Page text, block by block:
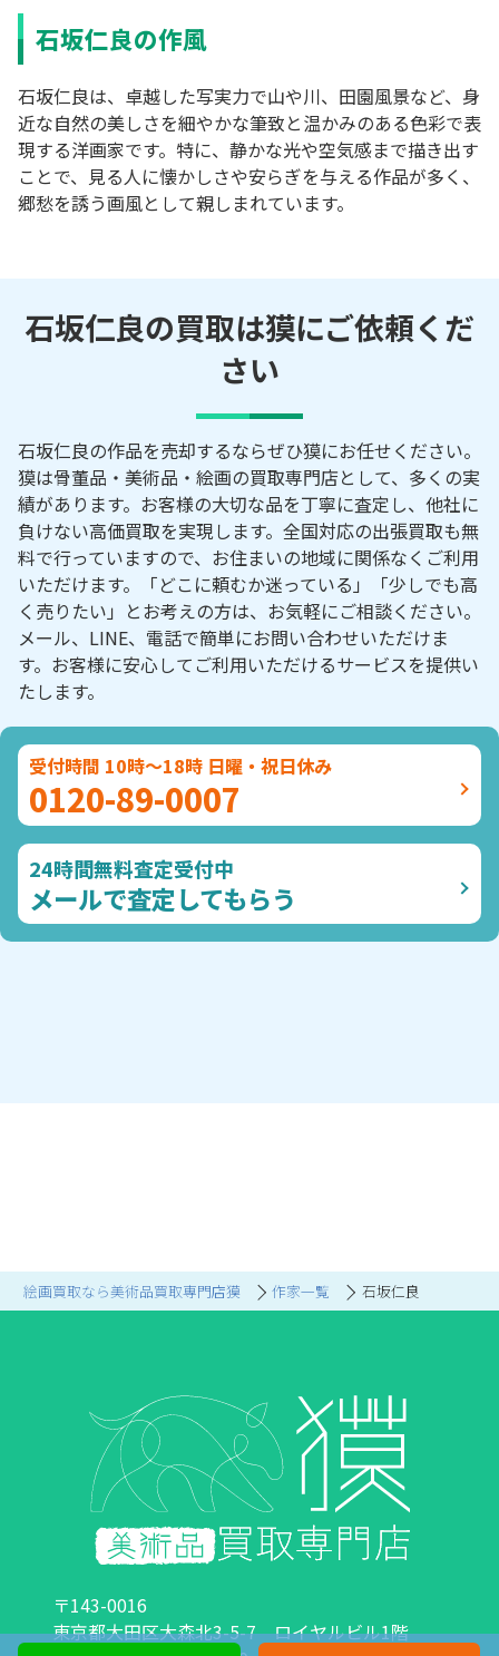
絵画買取なら美術品買取専門店獏 作家一覧 石坂仁良
石坂仁良の作風
石坂仁良は、卓越した写実力で山や川、田園風景など、身
近な自然の美しさを細やかな筆致と温かみのある色彩で表
現する洋画家です。特に、静かな光や空気感まで描き出す
ことで、見る人に懐かしさや安らぎを与える作品が多く、
郷愁を誘う画風として親しまれています。
石坂仁良の買取は獏にご依頼くだ
さい
石坂仁良の作品を売却するならぜひ獏にお任せください。
獏は骨董品・美術品・絵画の買取専門店として、多くの実
績があります。お客様の大切な品を丁寧に査定し、他社に
負けない高価買取を実現します。全国対応の出張買取も無
料で行っていますので、お住まいの地域に関係なくご利用
いただけます。「どこに頼むか迷っている」「少しでも高
く売りたい」とお考えの方は、お気軽にご相談ください。
メール、LINE、電話で簡単にお問い合わせいただけま
す。お客様に安心してご利用いただけるサービスを提供い
たします。
受付時間 10時～18時 日曜・祝日休み
0120-89-0007
24時間無料査定受付中
メールで査定してもらう
〒143-0016
東京都大田区大森北3-5-7 ロイヤルビル1階